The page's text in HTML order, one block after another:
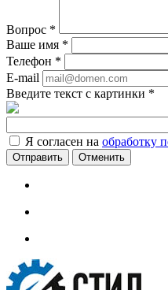
Вопрос *
Ваше имя *
Телефон *
E-mail
Введите текст с картинки *
Я согласен на обработку
Отменить